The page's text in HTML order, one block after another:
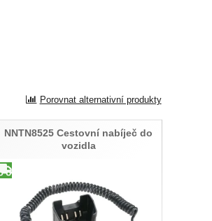
Porovnat alternativní produkty
NNTN8525 Cestovní nabíječ do
vozidla